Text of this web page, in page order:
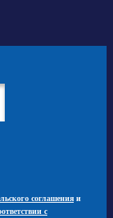
соглашения и
с